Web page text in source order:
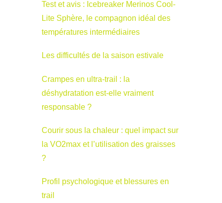
Test et avis : Icebreaker Merinos Cool-
Lite Sphère, le compagnon idéal des
températures intermédiaires
Les difficultés de la saison estivale
Crampes en ultra-trail : la
déshydratation est-elle vraiment
responsable ?
Courir sous la chaleur : quel impact sur
la VO2max et l’utilisation des graisses
?
Profil psychologique et blessures en
trail